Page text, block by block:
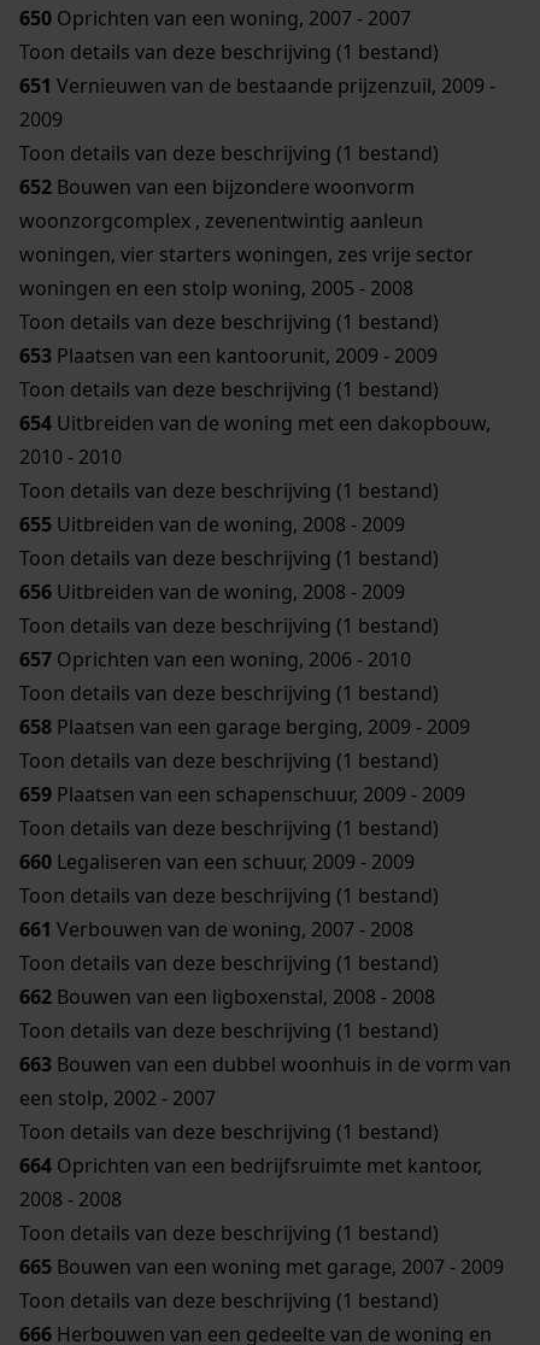
650 Oprichten van een woning, 2007 - 2007
Toon details van deze beschrijving (1 bestand)
651 Vernieuwen van de bestaande prijzenzuil, 2009 -
2009
Toon details van deze beschrijving (1 bestand)
652 Bouwen van een bijzondere woonvorm
woonzorgcomplex , zevenentwintig aanleun
woningen, vier starters woningen, zes vrije sector
woningen en een stolp woning, 2005 - 2008
Toon details van deze beschrijving (1 bestand)
653 Plaatsen van een kantoorunit, 2009 - 2009
Toon details van deze beschrijving (1 bestand)
654 Uitbreiden van de woning met een dakopbouw,
2010 - 2010
Toon details van deze beschrijving (1 bestand)
655 Uitbreiden van de woning, 2008 - 2009
Toon details van deze beschrijving (1 bestand)
656 Uitbreiden van de woning, 2008 - 2009
Toon details van deze beschrijving (1 bestand)
657 Oprichten van een woning, 2006 - 2010
Toon details van deze beschrijving (1 bestand)
658 Plaatsen van een garage berging, 2009 - 2009
Toon details van deze beschrijving (1 bestand)
659 Plaatsen van een schapenschuur, 2009 - 2009
Toon details van deze beschrijving (1 bestand)
660 Legaliseren van een schuur, 2009 - 2009
Toon details van deze beschrijving (1 bestand)
661 Verbouwen van de woning, 2007 - 2008
Toon details van deze beschrijving (1 bestand)
662 Bouwen van een ligboxenstal, 2008 - 2008
Toon details van deze beschrijving (1 bestand)
663 Bouwen van een dubbel woonhuis in de vorm van
een stolp, 2002 - 2007
Toon details van deze beschrijving (1 bestand)
664 Oprichten van een bedrijfsruimte met kantoor,
2008 - 2008
Toon details van deze beschrijving (1 bestand)
665 Bouwen van een woning met garage, 2007 - 2009
Toon details van deze beschrijving (1 bestand)
666 Herbouwen van een gedeelte van de woning en